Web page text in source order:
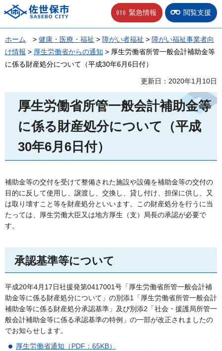
佐世保市 緊急情報 閲覧支援
ホーム > 健康・医療・福祉 > 障がい者福祉 > 障がい福祉事業者向
け情報 > 厚生労働省からの通知 > 厚生労働省所管一般会計補助金等
に係る財産処分について（平成30年6月6日付）
更新日：2020年1月10日
厚生労働省所管一般会計補助金等
に係る財産処分について（平成
30年6月6日付）
補助金等の交付を受けて整備された施設や設備を補助金等の交付の
目的に反して使用し、譲渡し、交換し、貸し付け、担保に供し、又
は取り壊すこと等を財産処分といいます。この財産処分を行うに当
たっては、厚生労働大臣又は地方厚生（支）局長の承認が必要で
す。
承認基準等について
平成20年4月17日社援発第0417001号「厚生労働省所管一般会計補
助金等に係る財産処分について」の別添1「厚生労働省所管一般会計
補助金等に係る財産処分承認基準」及び別添2「社会・援護局所管一
般会計補助金等に係る承認基準の特例」の一部が改正されましたの
でお知らせします。
厚生労働省通知（PDF：65KB）